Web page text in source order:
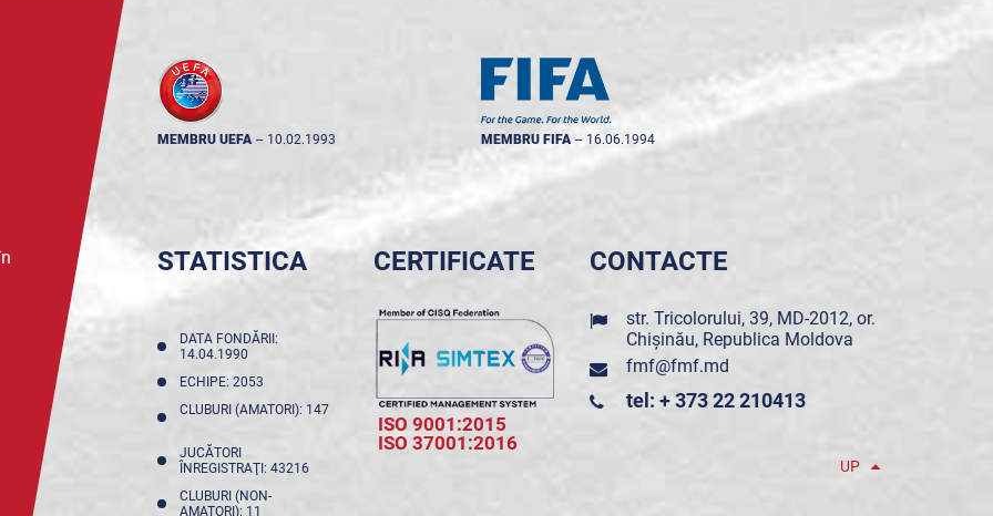
MEMBRU UEFA -- 10.02.1993 MEMBRU FIFA -- 16.06.1994
STATISTICA
DATA FONDĂRII:
14.04.1990
ECHIPE: 2053
CLUBURI (AMATORI): 147
JUCĂTORI
ÎNREGISTRAŢI: 43216
CLUBURI (NON-
AMATORI): 11
CERTIFICATE
ISO 9001:2015
ISO 37001:2016
CONTACTE
str. Tricolorului, 39, MD-2012, or.
Chișinău, Republica Moldova
fmf@fmf.md
tel: + 373 22 210413
UP